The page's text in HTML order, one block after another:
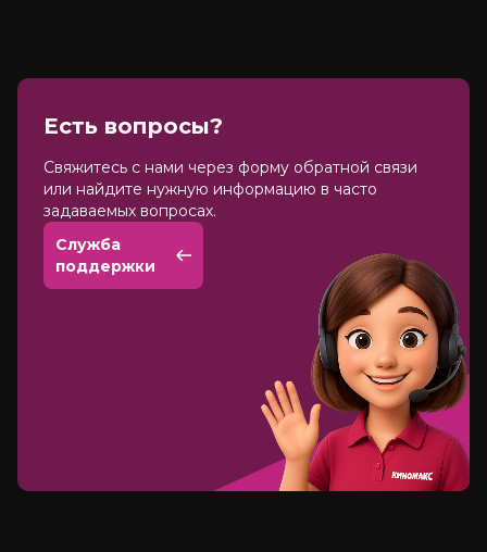
Есть вопросы?
Cвяжитесь с нами через форму обратной связи
или найдите нужную информацию в часто
задаваемых вопросах.
Служба
поддержки